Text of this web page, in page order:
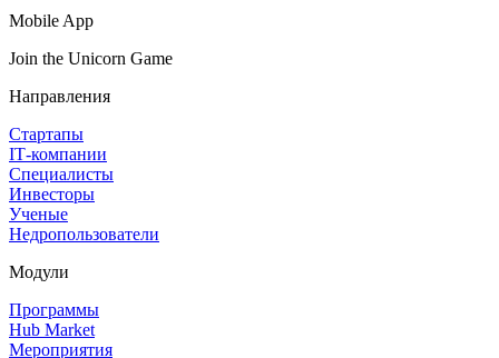
Mobile App
Join the Unicorn Game
Направления
Стартапы
IT‑компании
Специалисты
Инвесторы
Ученые
Недропользователи
Модули
Программы
Hub Market
Мероприятия